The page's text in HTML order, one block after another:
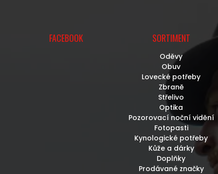
FACEBOOK SORTIMENT
Oděvy
Obuv
Lovecké potřeby
Zbraně
Střelivo
Optika
Pozorovací noční vidění
Fotopasti
Kynologické potřeby
Kůže a dárky
Doplňky
Prodávané značky